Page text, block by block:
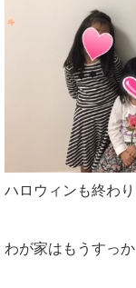
ハロウィンも終わ
わが家はもうすっ